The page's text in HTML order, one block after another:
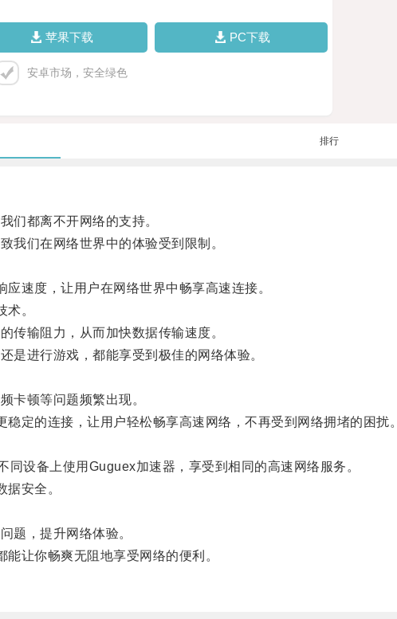
苹果下载 PC下载
安卓市场，安全绿色
排行
都离不开网络的支持。
们在网络世界中的体验受到限制。
速度，让用户在网络世界中畅享高速连接。
。
输阻力，从而加快数据传输速度。
进行游戏，都能享受到极佳的网络体验。
顿等问题频繁出现。
的连接，让用户轻松畅享高速网络，不再受到网络拥堵的困扰。
备上使用Guguex加速器，享受到相同的高速网络服务。
安全。
，提升网络体验。
让你畅爽无阻地享受网络的便利。